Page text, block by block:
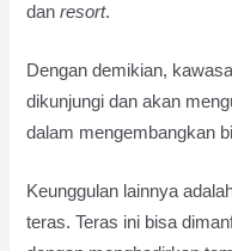
danresort.
Dengan demikian,
dikunjungi dan akan
dalam mengembangkan
Keunggulan lainnya
teras. Teras ini bisa